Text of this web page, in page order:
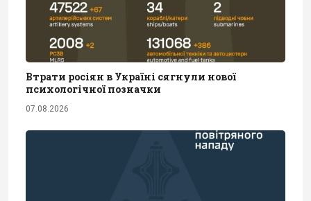
Втрати росіян в Україні сягнули нової
психологічної позначки
07.08.2026